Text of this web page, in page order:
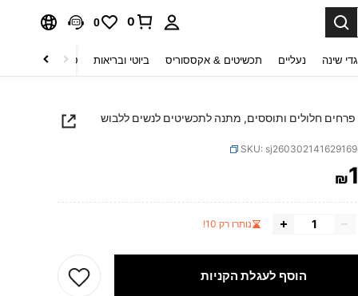
0
0
שינה נעליים תכשיטים & אקססוריס ביוטי ובריאות טקסטיל לבית
חלולים ותוססים, מתנה לתכשיטים לנשים ללבוש
SKU:
PRICE AND ₪
נותרו רק 10!
הוסף לעגלת הקניות